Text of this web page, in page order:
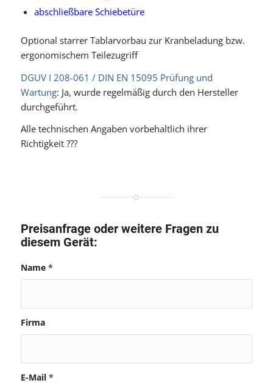
abschließbare Schiebetüre
Optional starrer Tablarvorbau zur Kranbeladung bzw.
ergonomischem Teilezugriff
DGUV I 208-061 / DIN EN 15095 Prüfung und
Wartung: Ja, wurde regelmäßig durch den Hersteller
durchgeführt.
Alle technischen Angaben vorbehaltlich ihrer
Richtigkeit ???
Preisanfrage oder weitere Fragen zu
diesem Gerät:
Name *
Firma
E-Mail *